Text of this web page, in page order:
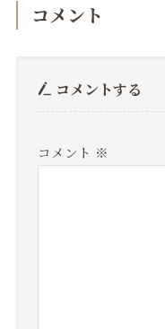
コメント
コメントする
コメント ※